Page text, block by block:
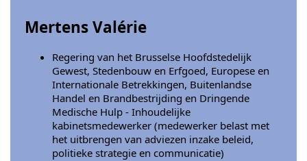
Mertens Valérie
Regering van het Brusselse Hoofdstedelijk
Gewest, Stedenbouw en Erfgoed, Europese en
Internationale Betrekkingen, Buitenlandse
Handel en Brandbestrijding en Dringende
Medische Hulp - Inhoudelijke
kabinetsmedewerker (medewerker belast met
het uitbrengen van adviezen inzake beleid,
politieke strategie en communicatie)